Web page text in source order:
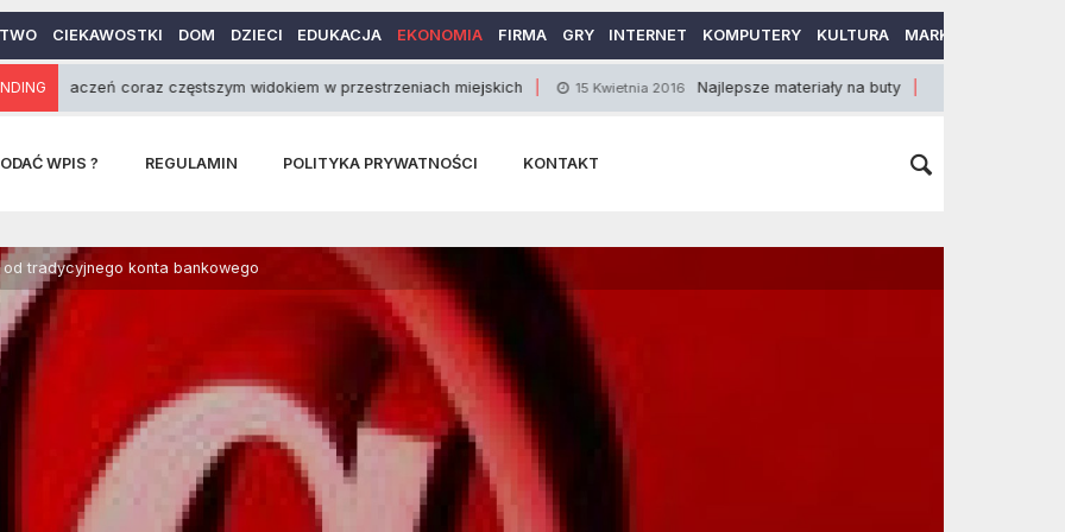
CIEKAWOSTKI DOM DZIECI EDUKACJA EKONOMIA FIRMA GRY INTERNET KOMPUTERY KULTURA MARKETING
coraz częstszym widokiem w przestrzeniach miejskich 15 Kwietnia 2016 Najlepsze materiały na buty 31 Marca 2015
WPIS ? REGULAMIN POLITYKA PRYWATNOŚCI KONTAKT
tradycyjnego konta bankowego